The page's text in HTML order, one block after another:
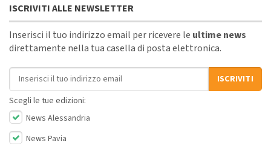
ISCRIVITI ALLE NEWSLETTER
Inserisci il tuo indirizzo email per ricevere le ultime news
direttamente nella tua casella di posta elettronica.
Indirizzo email
ISCRIVITI
Scegli le tue edizioni:
News Alessandria
News Pavia